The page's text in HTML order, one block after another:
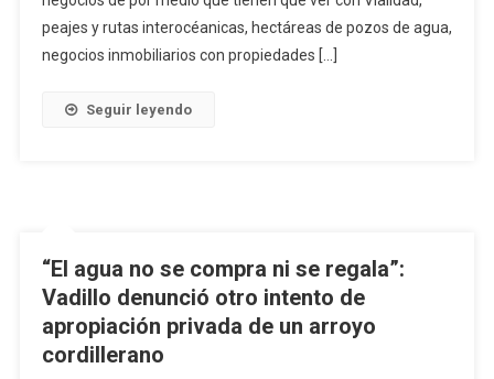
peajes y rutas interocéanicas, hectáreas de pozos de agua,
negocios inmobiliarios con propiedades […]
Seguir leyendo
“El agua no se compra ni se regala”:
Vadillo denunció otro intento de
apropiación privada de un arroyo
cordillerano